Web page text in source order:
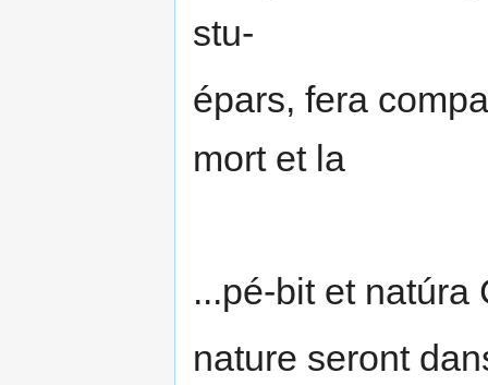
stu-
épars, fera
mort et la
...pé-bit et natúra
nature seront